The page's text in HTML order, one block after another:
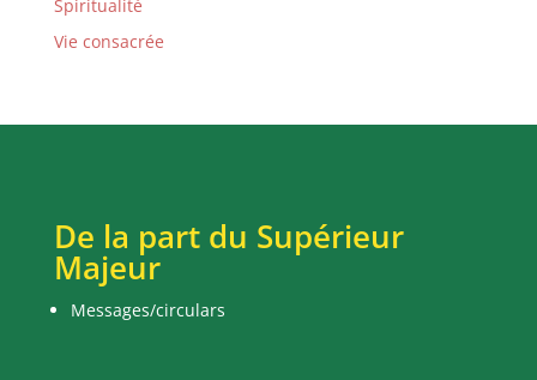
Spiritualité
Vie consacrée
De la part du Supérieur
Majeur
Messages/circulars